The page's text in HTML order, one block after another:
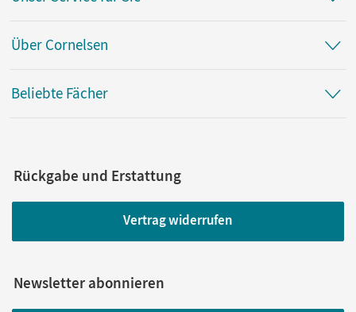
Über Cornelsen
Beliebte Fächer
Rückgabe und Erstattung
Vertrag widerrufen
Newsletter abonnieren